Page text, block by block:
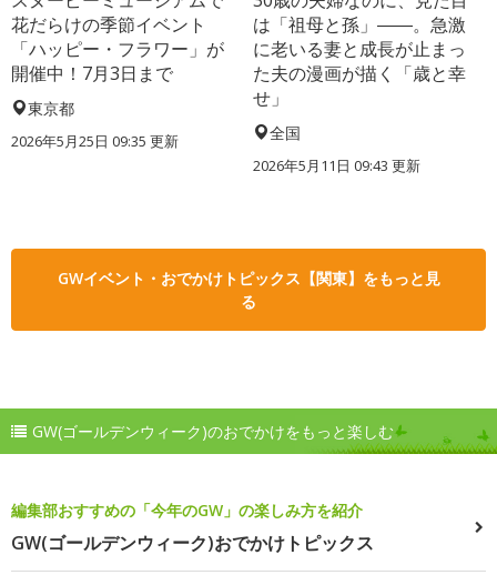
花だらけの季節イベント
「ハッピー・フラワー」が
開催中！7月3日まで
東京都
2026年5月25日 09:35 更新
は「祖母と孫」――。急激
に老いる妻と成長が止まっ
た夫の漫画が描く「歳と幸
せ」
全国
2026年5月11日 09:43 更新
GWイベント・おでかけトピックス【関東】をもっと見
る
GW(ゴールデンウィーク)のおでかけをもっと楽しむ
編集部おすすめの「今年のGW」の楽しみ方を紹介
GW(ゴールデンウィーク)おでかけトピックス